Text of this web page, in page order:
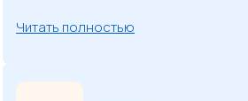
Читать полностью